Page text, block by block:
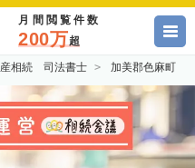
月間閲覧件数
200万超
相続 司法書士 加美郡色麻町